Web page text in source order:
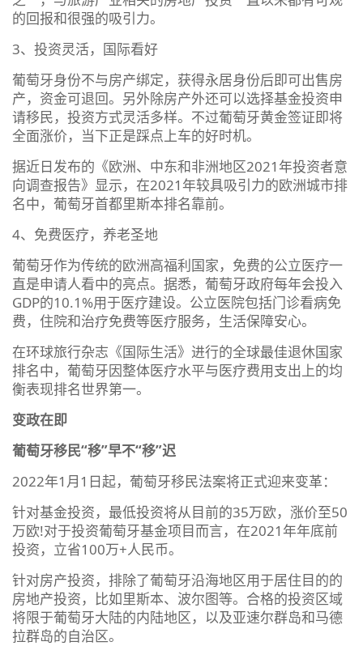
的回报和很强的吸引力。
3、投资灵活，国际看好
葡萄牙身份不与房产绑定，获得永居身份后即可出售房
产，资金可退回。另外除房产外还可以选择基金投资申
请移民，投资方式灵活多样。不过葡萄牙黄金签证即将
全面涨价，当下正是踩点上车的好时机。
据近日发布的《欧洲、中东和非洲地区2021年投资者意
向调查报告》显示，在2021年较具吸引力的欧洲城市排
名中，葡萄牙首都里斯本排名靠前。
4、免费医疗，养老圣地
葡萄牙作为传统的欧洲高福利国家，免费的公立医疗一
直是申请人看中的亮点。据悉，葡萄牙政府每年会投入
GDP的10.1%用于医疗建设。公立医院包括门诊看病免
费，住院和治疗免费等医疗服务，生活保障安心。
在环球旅行杂志《国际生活》进行的全球最佳退休国家
排名中，葡萄牙因整体医疗水平与医疗费用支出上的均
衡表现排名世界第一。
变政在即
葡萄牙移民“移”早不“移”迟
2022年1月1日起，葡萄牙移民法案将正式迎来变革：
针对基金投资，最低投资将从目前的35万欧，涨价至50
万欧!对于投资葡萄牙基金项目而言，在2021年年底前
投资，立省100万+人民币。
针对房产投资，排除了葡萄牙沿海地区用于居住目的的
房地产投资，比如里斯本、波尔图等。合格的投资区域
将限于葡萄牙大陆的内陆地区，以及亚速尔群岛和马德
拉群岛的自治区。